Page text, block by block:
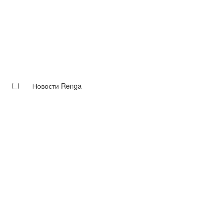
Новости Renga